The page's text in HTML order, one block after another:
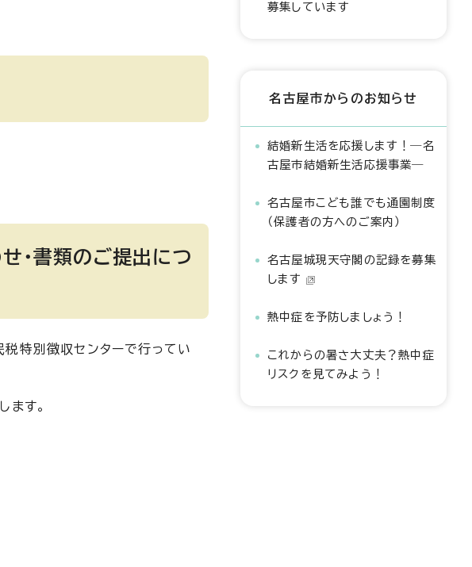
・書類のご提出につ
特別徴収センターで行ってい
ます。
募集しています
名古屋市からのお知らせ
結婚新生活を応援します！―名
古屋市結婚新生活応援事業―
名古屋市こども誰でも通園制度
（保護者の方へのご案内）
名古屋城現天守閣の記録を募集
します
熱中症を予防しましょう！
これからの暑さ大丈夫？熱中症
リスクを見てみよう！